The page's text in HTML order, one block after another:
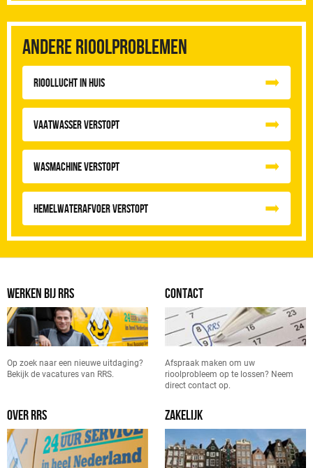
Andere rioolproblemen
Rioollucht in huis
Vaatwasser Verstopt
Wasmachine verstopt
Hemelwaterafvoer Verstopt
WERKEN BIJ RRS
Op zoek naar een nieuwe uitdaging?
Bekijk de vacatures van RRS.
CONTACT
Afspraak maken om uw
rioolprobleem op te lossen? Neem
direct contact op.
OVER RRS ZAKELIJK